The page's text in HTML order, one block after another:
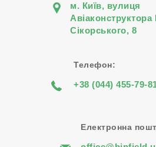
м. Київ, вулиця
Авіаконструктора
Сiкорського, 8
Телефон:
+38 (044) 455-79-
Електронна